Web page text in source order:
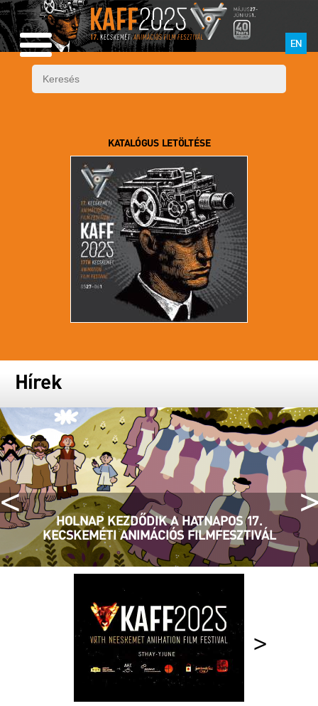
EN
KATALÓGUS LETÖLTÉSE
Hírek
HOLNAP KEZDŐDIK A HATNAPOS 17.
KECSKEMÉTI ANIMÁCIÓS FILMFESZTIVÁL
>
<
>